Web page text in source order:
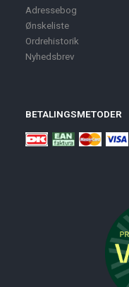
Adressebog
Ønskeliste
Ordrehistorik
Nyhedsbrev
BETALINGSMETODER